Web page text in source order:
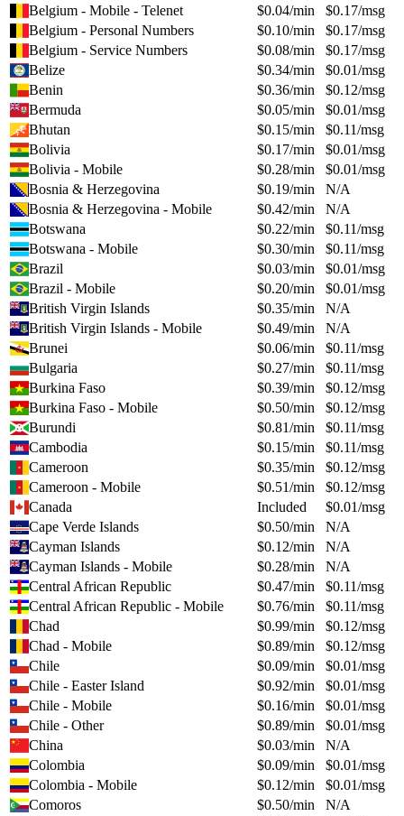
Belgium - Mobile - Telenet
$0.04/min $0.17/msg
Belgium - Personal Numbers
$0.10/min $0.17/msg
Belgium - Service Numbers
$0.08/min $0.17/msg
Belize
$0.34/min $0.01/msg
Benin
$0.36/min $0.12/msg
Bermuda
$0.05/min $0.01/msg
Bhutan
$0.15/min $0.11/msg
Bolivia
$0.17/min $0.01/msg
Bolivia - Mobile
$0.28/min $0.01/msg
Bosnia & Herzegovina
$0.19/min
N/A
Bosnia & Herzegovina - Mobile
$0.42/min
N/A
Botswana
$0.22/min $0.11/msg
Botswana - Mobile
$0.30/min $0.11/msg
Brazil
$0.03/min $0.01/msg
Brazil - Mobile
$0.20/min $0.01/msg
British Virgin Islands
$0.35/min
N/A
British Virgin Islands - Mobile
$0.49/min
N/A
Brunei
$0.06/min $0.11/msg
Bulgaria
$0.27/min $0.11/msg
Burkina Faso
$0.39/min $0.12/msg
Burkina Faso - Mobile
$0.50/min $0.12/msg
Burundi
$0.81/min $0.11/msg
Cambodia
$0.15/min $0.11/msg
Cameroon
$0.35/min $0.12/msg
Cameroon - Mobile
$0.51/min $0.12/msg
Canada
Included $0.01/msg
Cape Verde Islands
$0.50/min
N/A
Cayman Islands
$0.12/min
N/A
Cayman Islands - Mobile
$0.28/min
N/A
Central African Republic
$0.47/min $0.11/msg
Central African Republic - Mobile
$0.76/min $0.11/msg
Chad
$0.99/min $0.12/msg
Chad - Mobile
$0.89/min $0.12/msg
Chile
$0.09/min $0.01/msg
Chile - Easter Island
$0.92/min $0.01/msg
Chile - Mobile
$0.16/min $0.01/msg
Chile - Other
$0.89/min $0.01/msg
China
$0.03/min
N/A
Colombia
$0.09/min $0.01/msg
Colombia - Mobile
$0.12/min $0.01/msg
Comoros
$0.50/min
N/A